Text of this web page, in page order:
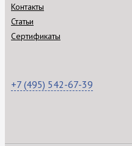
Контакты
Статьи
Сертификаты
+7 (495) 542-67-39